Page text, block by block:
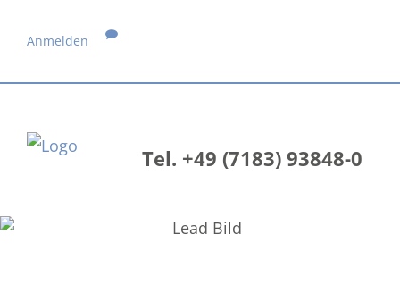
Anmelden
Tel. +49 (7183) 93848-0